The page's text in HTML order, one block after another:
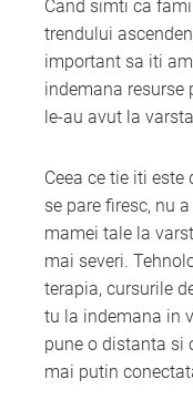
Cand simti ca
trendului
important sa iti
indemana resurse
le-au avut la
Ceea ce tie iti
se pare firesc, nu
mamei tale la
mai severi.
terapia, cursurile
tu la indemana in
pune o distanta si
mai putin